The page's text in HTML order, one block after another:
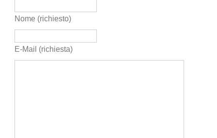
Nome (richiesto)
E-Mail (richiesta)